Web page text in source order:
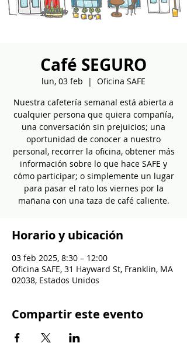
Café SEGURO
lun, 03 feb
  |
Oficina SAFE
Nuestra cafetería semanal está abierta a
cualquier persona que quiera compañía,
una conversación sin prejuicios; una
oportunidad de conocer a nuestro
personal, recorrer la oficina, obtener más
información sobre lo que hace SAFE y
cómo participar; o simplemente un lugar
para pasar el rato los viernes por la
mañana con una taza de café caliente.
Horario y ubicación
03 feb 2025, 8:30 – 12:00
Oficina SAFE, 31 Hayward St, Franklin, MA
02038, Estados Unidos
Compartir este evento